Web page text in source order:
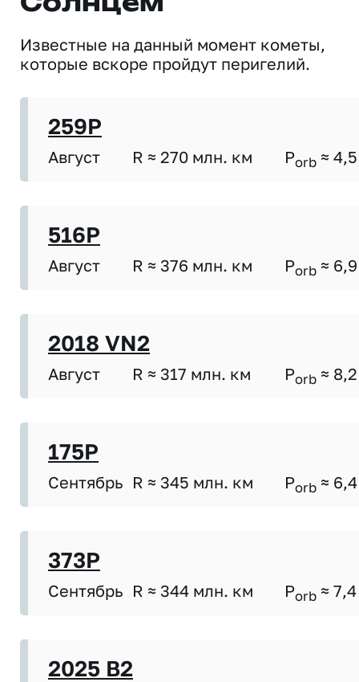
Известные на данный момент кометы,
которые вскоре пройдут перигелий.
259P
Август R ≈ 270 млн. км Porb ≈ 4,5
516P
Август R ≈ 376 млн. км Porb ≈ 6,9
2018 VN2
Август R ≈ 317 млн. км Porb ≈ 8,2
175P
Сентябрь R ≈ 345 млн. км Porb ≈ 6,4
373P
Сентябрь R ≈ 344 млн. км Porb ≈ 7,4
2025 B2